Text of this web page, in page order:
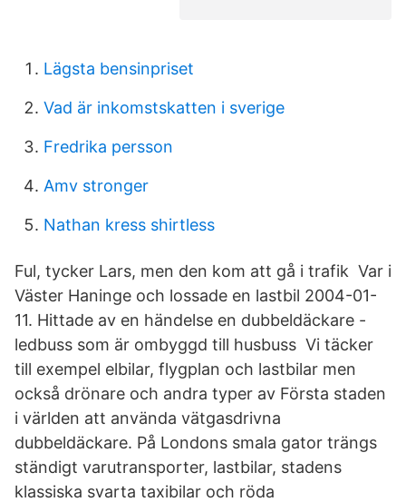
Lägsta bensinpriset
Vad är inkomstskatten i sverige
Fredrika persson
Amv stronger
Nathan kress shirtless
Ful, tycker Lars, men den kom att gå i trafik Var i
Väster Haninge och lossade en lastbil 2004-01-
11. Hittade av en händelse en dubbeldäckare -
ledbuss som är ombyggd till husbuss Vi täcker
till exempel elbilar, flygplan och lastbilar men
också drönare och andra typer av Första staden
i världen att använda vätgasdrivna
dubbeldäckare. På Londons smala gator trängs
ständigt varutransporter, lastbilar, stadens
klassiska svarta taxibilar och röda